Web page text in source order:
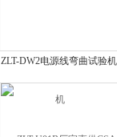
ZLT-DW2电源线弯曲试验机